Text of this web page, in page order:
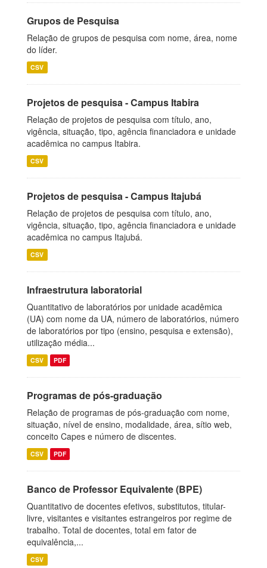
Grupos de Pesquisa
Relação de grupos de pesquisa com nome, área, nome
do líder.
CSV
Projetos de pesquisa - Campus Itabira
Relação de projetos de pesquisa com título, ano,
vigência, situação, tipo, agência financiadora e unidade
acadêmica no campus Itabira.
CSV
Projetos de pesquisa - Campus Itajubá
Relação de projetos de pesquisa com título, ano,
vigência, situação, tipo, agência financiadora e unidade
acadêmica no campus Itajubá.
CSV
Infraestrutura laboratorial
Quantitativo de laboratórios por unidade acadêmica
(UA) com nome da UA, número de laboratórios, número
de laboratórios por tipo (ensino, pesquisa e extensão),
utilização média...
CSV PDF
Programas de pós-graduação
Relação de programas de pós-graduação com nome,
situação, nível de ensino, modalidade, área, sítio web,
conceito Capes e número de discentes.
CSV PDF
Banco de Professor Equivalente (BPE)
Quantitativo de docentes efetivos, substitutos, titular-
livre, visitantes e visitantes estrangeiros por regime de
trabalho. Total de docentes, total em fator de
equivalência,...
CSV